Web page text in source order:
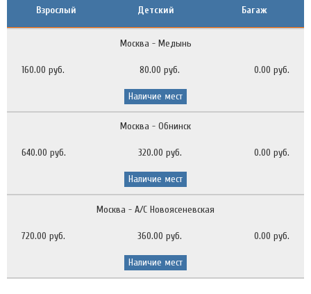
Взрослый Детский Багаж
Москва - Медынь
160.00 руб. 80.00 руб. 0.00 руб.
Наличие мест
Москва - Обнинск
640.00 руб. 320.00 руб. 0.00 руб.
Наличие мест
Москва - А/С Новоясеневская
720.00 руб. 360.00 руб. 0.00 руб.
Наличие мест